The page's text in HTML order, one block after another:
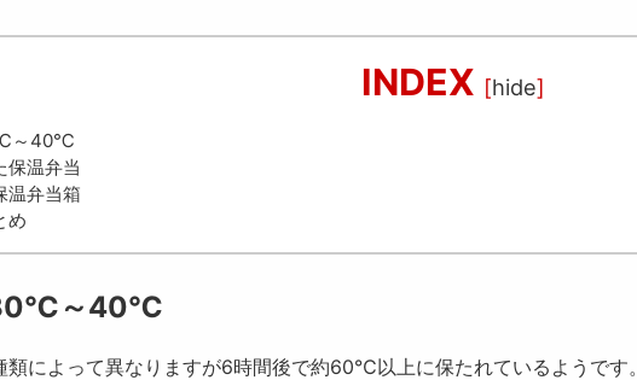
INDEX [hide]
～40℃
保温弁当
温弁当箱
め
30℃～40℃
によって異なりますが6時間後で約60℃以上に保たれているようです。